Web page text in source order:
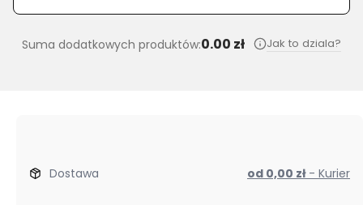
Suma dodatkowych produktów:0.00 zł Jak to dziala?
Dostawa od 0,00 zł - Kurier